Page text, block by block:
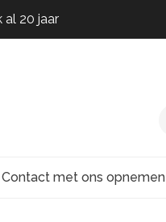
al 20 jaar
al 20 jaar
Contact met ons opnemen